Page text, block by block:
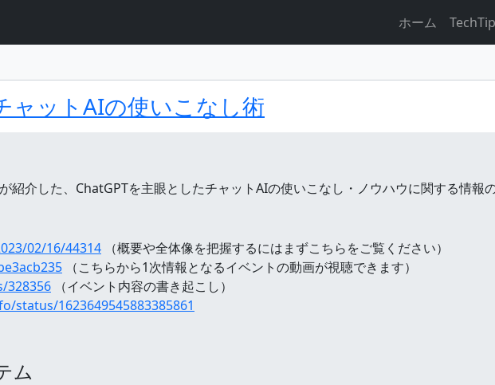
ホーム
ト
ャットAIの使いこなし術
紹介した、ChatGPTを主眼としたチャットAIの使いこなし・ノウハウに関する情報の
02/16/44314 （概要や全体像を把握するにはまずこちらをご覧ください）
（こちらから1次情報となるイベントの動画が視聴できます）
328356 （イベント内容の書き起こし）
status/1623649545883385861
ム